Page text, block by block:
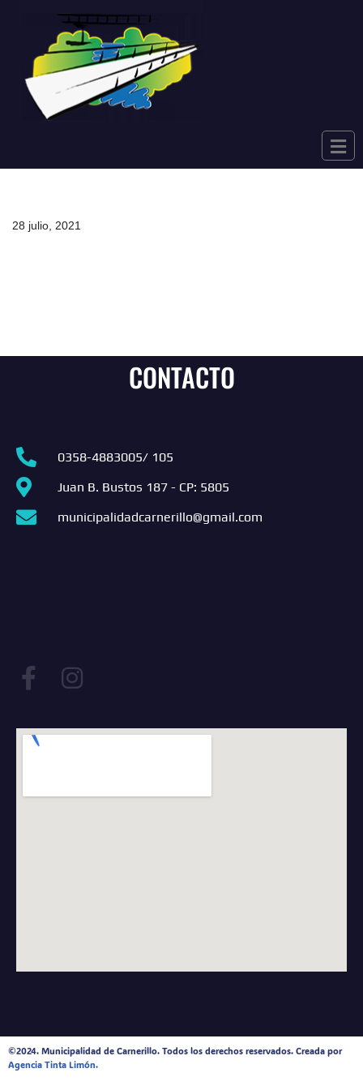
contenido
28 julio, 2021
CONTACTO
0358-4883005/ 105
Juan B. Bustos 187 - CP: 5805
municipalidadcarnerillo@gmail.com
©2024. Municipalidad de Carnerillo. Todos los derechos reservados. Creada por
Agencia Tinta Limón.